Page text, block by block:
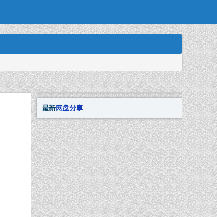
最新网盘分享